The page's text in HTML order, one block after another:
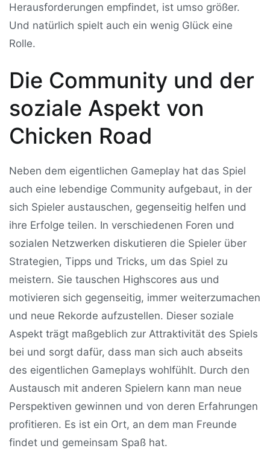
Herausforderungen empfindet, ist umso größer.
Und natürlich spielt auch ein wenig Glück eine
Rolle.
Die Community und der
soziale Aspekt von
Chicken Road
Neben dem eigentlichen Gameplay hat das Spiel
auch eine lebendige Community aufgebaut, in der
sich Spieler austauschen, gegenseitig helfen und
ihre Erfolge teilen. In verschiedenen Foren und
sozialen Netzwerken diskutieren die Spieler über
Strategien, Tipps und Tricks, um das Spiel zu
meistern. Sie tauschen Highscores aus und
motivieren sich gegenseitig, immer weiterzumachen
und neue Rekorde aufzustellen. Dieser soziale
Aspekt trägt maßgeblich zur Attraktivität des Spiels
bei und sorgt dafür, dass man sich auch abseits
des eigentlichen Gameplays wohlfühlt. Durch den
Austausch mit anderen Spielern kann man neue
Perspektiven gewinnen und von deren Erfahrungen
profitieren. Es ist ein Ort, an dem man Freunde
findet und gemeinsam Spaß hat.